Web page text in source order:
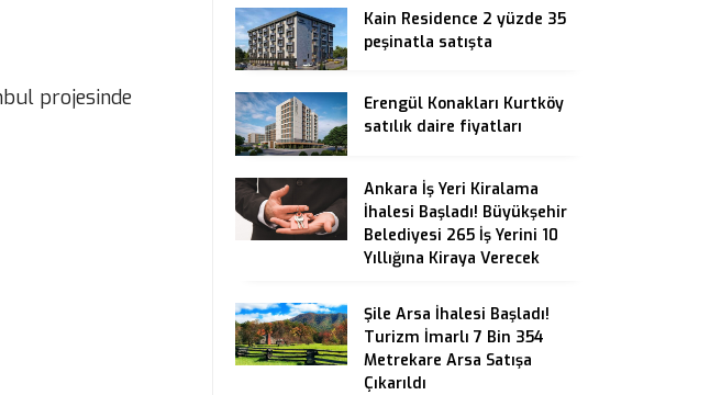
projesinde
Kain Residence 2 yüzde 35
peşinatla satışta
Erengül Konakları Kurtköy
satılık daire fiyatları
Ankara İş Yeri Kiralama
İhalesi Başladı! Büyükşehir
Belediyesi 265 İş Yerini 10
Yıllığına Kiraya Verecek
Şile Arsa İhalesi Başladı!
Turizm İmarlı 7 Bin 354
Metrekare Arsa Satışa
Çıkarıldı